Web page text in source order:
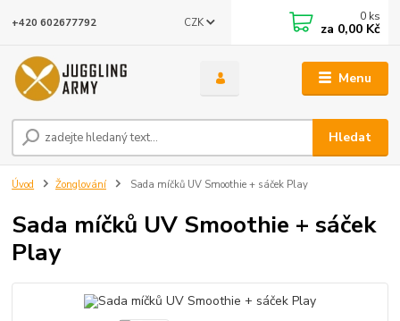
Menu
CZK
Hledat
+420 602677792 0 ks
za 0,00 Kč
Úvod Žonglování Sada míčků UV Smoothie + sáček Play
Sada míčků UV Smoothie + sáček
Play